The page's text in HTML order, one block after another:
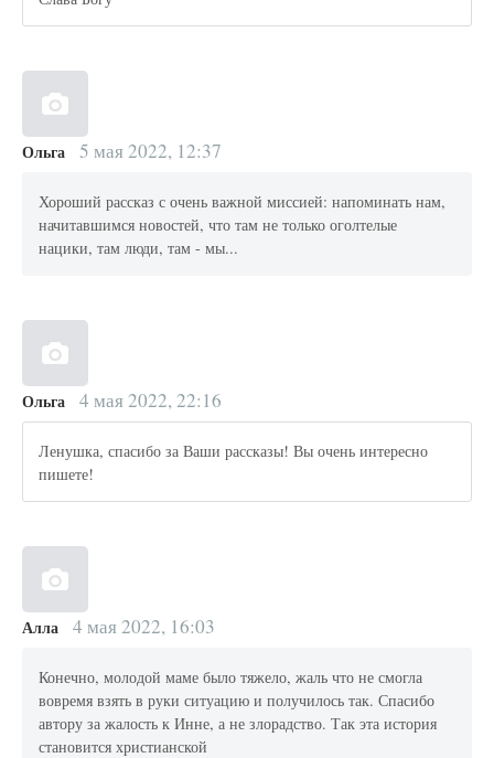
Ольга 5 мая 2022, 12:37
Хороший рассказ с очень важной миссией: напоминать нам,
начитавшимся новостей, что там не только оголтелые
нацики, там люди, там - мы...
Ольга 4 мая 2022, 22:16
Ленушка, спасибо за Ваши рассказы! Вы очень интересно
пишете!
Алла 4 мая 2022, 16:03
Конечно, молодой маме было тяжело, жаль что не смогла
вовремя взять в руки ситуацию и получилось так. Спасибо
автору за жалость к Инне, а не злорадство. Так эта история
становится христианской